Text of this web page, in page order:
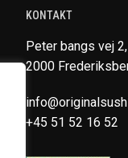
KONTAKT
Peter bangs vej 2,
2000
+45 51 52 16 52